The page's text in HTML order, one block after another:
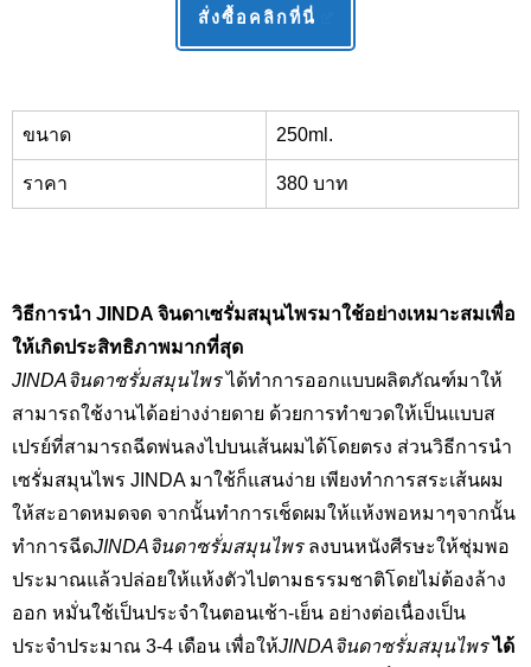
สั่งซื้อคลิกที่นี่
ขนาด 250ml.
ราคา 380 บาท
วิธีการนำ JINDA จินดาเซรั่มสมุนไพรมาใช้อย่างเหมาะสมเพื่อ
ให้เกิดประสิทธิภาพมากที่สุด
JINDAจินดาซรั่มสมุนไพรได้ทำการออกแบบผลิตภัณฑ์มาให้
สามารถใช้งานได้อย่างง่ายดาย ด้วยการทำขวดให้เป็นแบบส
เปรย์ที่สามารถฉีดพ่นลงไปบนเส้นผมได้โดยตรง ส่วนวิธีการนำ
เซรั่มสมุนไพร JINDAมาใช้ก็แสนง่าย เพียงทำการสระเส้นผม
ให้สะอาดหมดจด จากนั้นทำการเช็ดผมให้แห้งพอหมาๆจากนั้น
ทำการฉีดJINDAจินดาซรั่มสมุนไพร ลงบนหนังศีรษะให้ชุ่มพอ
ประมาณแล้วปล่อยให้แห้งตัวไปตามธรรมชาติโดยไม่ต้องล้าง
ออก หมั่นใช้เป็นประจำในตอนเช้า-เย็น อย่างต่อเนื่องเป็น
ประจำประมาณ 3-4 เดือน เพื่อให้JINDAจินดาซรั่มสมุนไพร ได้